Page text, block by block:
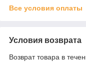
Все условия оплаты
Условия возврата
Возврат товара в